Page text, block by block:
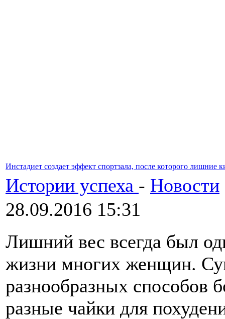
Инстадиет создает эффект спортзала, после которого лишние
Истории успеха - Новости
28.09.2016 15:31
Лишний вес всегда был
жизни многих женщин.
разнообразных способов
разные чайки для